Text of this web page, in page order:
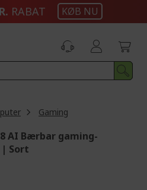
RABAT KØB NU
Gaming
AI Bærbar gaming-
| Sort